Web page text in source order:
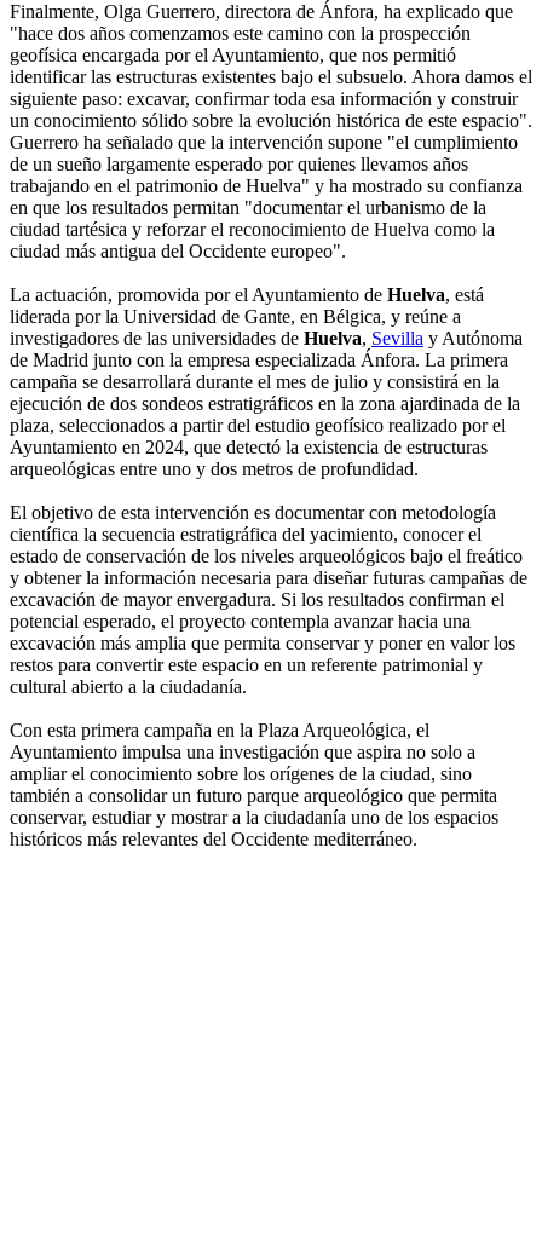
Finalmente, Olga Guerrero, directora de Ánfora, ha explicado que
"hace dos años comenzamos este camino con la prospección
geofísica encargada por el Ayuntamiento, que nos permitió
identificar las estructuras existentes bajo el subsuelo. Ahora damos el
siguiente paso: excavar, confirmar toda esa información y construir
un conocimiento sólido sobre la evolución histórica de este espacio".
Guerrero ha señalado que la intervención supone "el cumplimiento
de un sueño largamente esperado por quienes llevamos años
trabajando en el patrimonio de Huelva" y ha mostrado su confianza
en que los resultados permitan "documentar el urbanismo de la
ciudad tartésica y reforzar el reconocimiento de Huelva como la
ciudad más antigua del Occidente europeo".
La actuación, promovida por el Ayuntamiento de Huelva, está
liderada por la Universidad de Gante, en Bélgica, y reúne a
investigadores de las universidades de Huelva, Sevilla y Autónoma
de Madrid junto con la empresa especializada Ánfora. La primera
campaña se desarrollará durante el mes de julio y consistirá en la
ejecución de dos sondeos estratigráficos en la zona ajardinada de la
plaza, seleccionados a partir del estudio geofísico realizado por el
Ayuntamiento en 2024, que detectó la existencia de estructuras
arqueológicas entre uno y dos metros de profundidad.
El objetivo de esta intervención es documentar con metodología
científica la secuencia estratigráfica del yacimiento, conocer el
estado de conservación de los niveles arqueológicos bajo el freático
y obtener la información necesaria para diseñar futuras campañas de
excavación de mayor envergadura. Si los resultados confirman el
potencial esperado, el proyecto contempla avanzar hacia una
excavación más amplia que permita conservar y poner en valor los
restos para convertir este espacio en un referente patrimonial y
cultural abierto a la ciudadanía.
Con esta primera campaña en la Plaza Arqueológica, el
Ayuntamiento impulsa una investigación que aspira no solo a
ampliar el conocimiento sobre los orígenes de la ciudad, sino
también a consolidar un futuro parque arqueológico que permita
conservar, estudiar y mostrar a la ciudadanía uno de los espacios
históricos más relevantes del Occidente mediterráneo.